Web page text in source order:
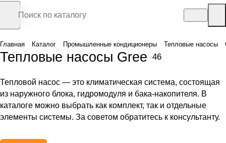
Главная Каталог Промышленные кондиционеры Тепловые насосы
Тепловые насосы Gree 46
Тепловой насос — это климатическая система, состоящая
из наружного блока, гидромодуля и бака-накопителя. В
каталоге можно выбрать как комплект, так и отдельные
элементы системы. За советом обратитесь к консультанту.